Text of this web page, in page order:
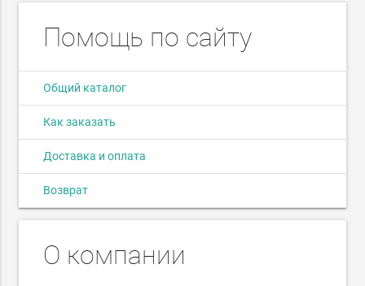
Помощь по сайту
Общий каталог
Как заказать
Доставка и оплата
Возврат
О компании